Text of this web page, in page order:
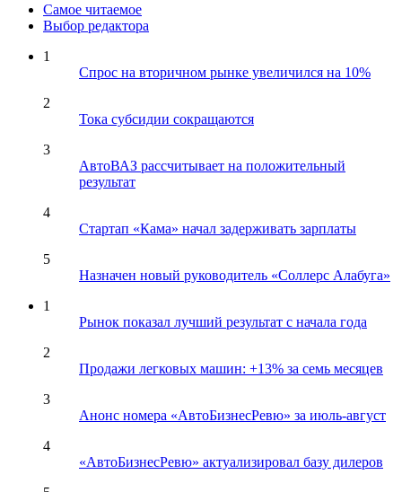
Самое читаемое
Выбор редактора
1
Спрос на вторичном рынке увеличился на 10%
2
Тока субсидии сокращаются
3
АвтоВАЗ рассчитывает на положительный
результат
4
Стартап «Кама» начал задерживать зарплаты
5
Назначен новый руководитель «Соллерс Алабуга»
1
Рынок показал лучший результат с начала года
2
Продажи легковых машин: +13% за семь месяцев
3
Анонс номера «АвтоБизнесРевю» за июль-август
4
«АвтоБизнесРевю» актуализировал базу дилеров